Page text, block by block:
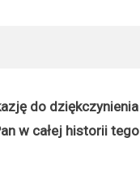
do dziękczynienia
w całej historii tego